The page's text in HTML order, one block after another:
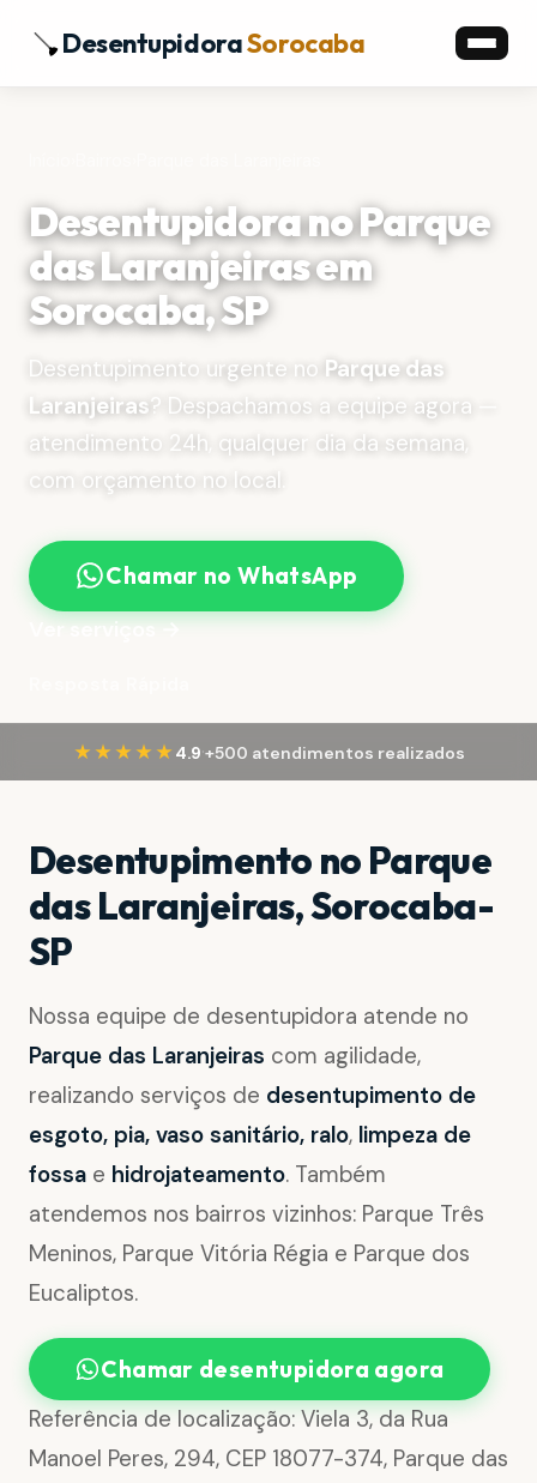
DesentupidoraSorocaba
Desentupidora no Parque
das Laranjeiras em
Sorocaba, SP
Desentupimento urgente no Parque das
Laranjeiras? Despachamos a equipe agora —
atendimento 24h, qualquer dia da semana,
com orçamento no local.
Chamar no WhatsApp
Ver serviços →
★★★★★ 4.9·+500 atendimentos realizados
Desentupimento no Parque
das Laranjeiras, Sorocaba-
SP
Nossa equipe de desentupidora atende no
Parque das Laranjeiras com agilidade,
realizando serviços de desentupimento de
esgoto, pia, vaso sanitário, ralo, limpeza de
fossa e hidrojateamento. Também
atendemos nos bairros vizinhos: Parque Três
Meninos, Parque Vitória Régia e Parque dos
Eucaliptos.
Chamar desentupidora agora
Referência de localização: Viela 3, da Rua
Manoel Peres, 294, CEP 18077-374, Parque das